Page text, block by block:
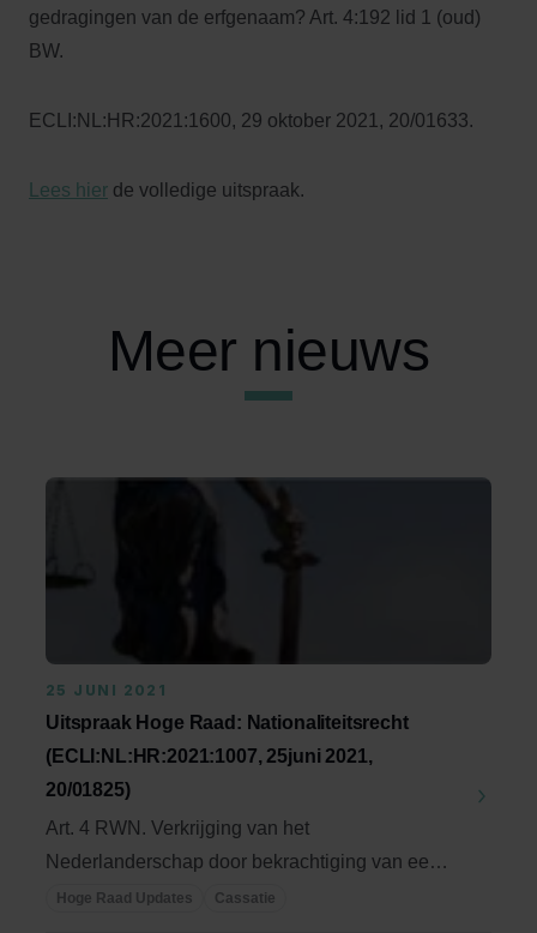
gedragingen van de erfgenaam? Art. 4:192 lid 1 (oud)
BW.
ECLI:NL:HR:2021:1600, 29 oktober 2021, 20/01633.
Lees hier de volledige uitspraak.
Meer nieuws
25 JUNI 2021
Uitspraak Hoge Raad: Nationaliteitsrecht
(ECLI:NL:HR:2021:1007, 25juni 2021,
20/01825)
Art. 4 RWN. Verkrijging van het
Nederlanderschap door bekrachtiging van een
nietige erkenning? ...
Hoge Raad Updates Cassatie